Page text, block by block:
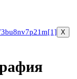
X